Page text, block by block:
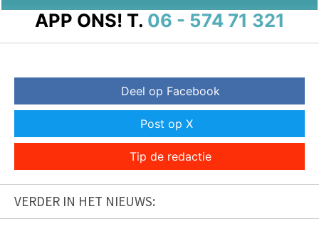
APP ONS! T. 06 - 574 71 321
Deel op Facebook
Post op X
Tip de redactie
VERDER IN HET NIEUWS: